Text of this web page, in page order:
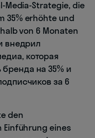
Media-Strategie, die
35% erhöhte und
von 6 Monaten
внедрил
которая
на 35% и
за 6
den
Einführung eines